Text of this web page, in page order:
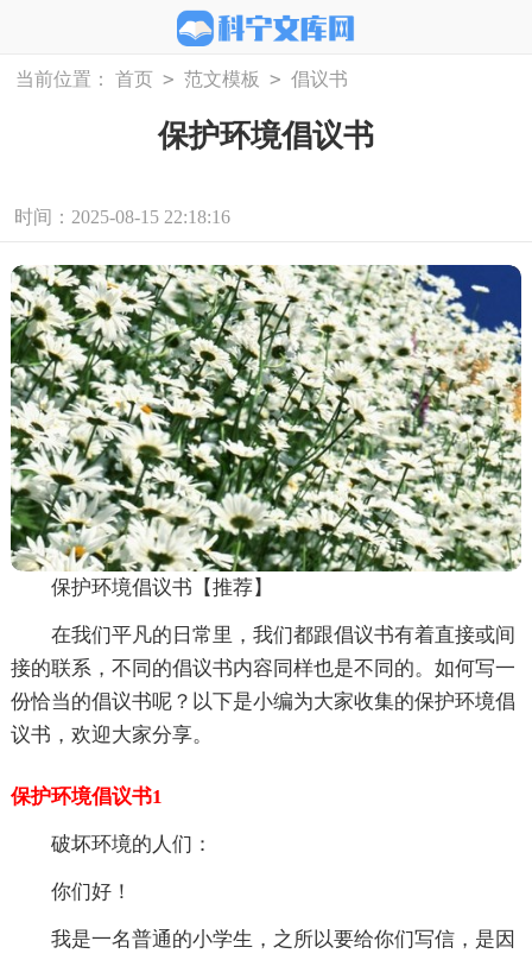
当前位置： 首页 > 范文模板 > 倡议书
保护环境倡议书
时间：2025-08-15 22:18:16
保护环境倡议书【推荐】
在我们平凡的日常里，我们都跟倡议书有着直接或间
接的联系，不同的倡议书内容同样也是不同的。如何写一
份恰当的倡议书呢？以下是小编为大家收集的保护环境倡
议书，欢迎大家分享。
保护环境倡议书1
破坏环境的人们：
你们好！
我是一名普通的小学生，之所以要给你们写信，是因